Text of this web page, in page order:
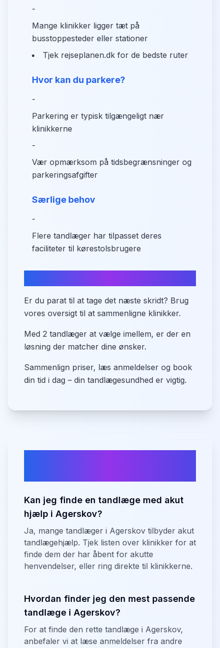
-
Mange klinikker ligger tæt på
busstoppesteder eller stationer
Tjek rejseplanen.dk for de bedste ruter
Hvor kan du parkere?
-
Parkering er typisk tilgængeligt nær
klinikkerne
-
Vær opmærksom på tidsbegrænsninger og
parkeringsafgifter
Særlige behov
-
Flere tandlæger har tilpasset deres
faciliteter til kørestolsbrugere
Er du parat til at tage det næste skridt? Brug
vores oversigt til at sammenligne klinikker.
Med 2 tandlæger at vælge imellem, er der en
løsning der matcher dine ønsker.
Sammenlign priser, læs anmeldelser og book
din tid i dag – din tandlægesundhed er vigtig.
Kan jeg finde en tandlæge med akut
hjælp i Agerskov?
Ja, mange tandlæger i Agerskov tilbyder akut
tandlægehjælp. Tjek listen over klinikker for at
finde dem der har åbent for akutte
henvendelser, eller ring direkte til klinikkerne.
Hvordan finder jeg den mest passende
tandlæge i Agerskov?
For at finde den rette tandlæge i Agerskov,
anbefaler vi at læse anmeldelser fra andre